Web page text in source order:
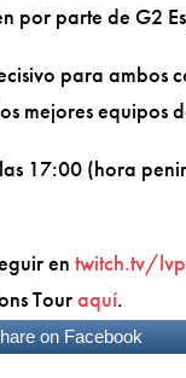
por parte de G2
para ambos
mejores equipos
17:00 (hora
entwitch.tv/
Touraquí.
on Facebook